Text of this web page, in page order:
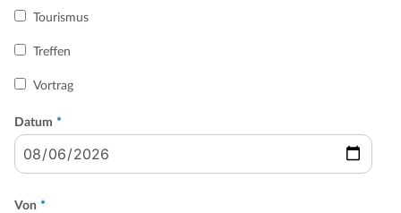
Tourismus
Treffen
Vortrag
Datum *
Von *